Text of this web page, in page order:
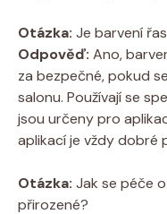
Otázka: Je barvení
Odpověď: Ano,
za bezpečné, pokud
salonu. Používají se
jsou určeny pro
aplikací je vždy
Otázka: Jak se péče
přirozené?